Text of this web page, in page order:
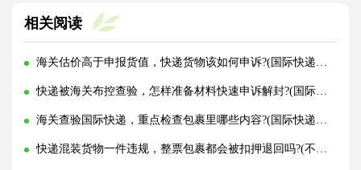
相关阅读
海关估价高于申报货值，快递货物该如何申诉?(国际快递干货知识分享)
快递被海关布控查验，怎样准备材料快速申诉解封?(国际快递干货知识分享)
海关查验国际快递，重点检查包裹里哪些内容?(国际快递干货知识分享)
快递混装货物一件违规，整票包裹都会被扣押退回吗?(不清楚的外贸人看过来)